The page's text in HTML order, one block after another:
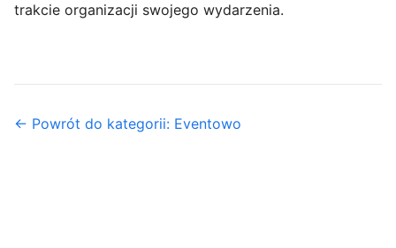
trakcie organizacji swojego wydarzenia.
← Powrót do kategorii: Eventowo